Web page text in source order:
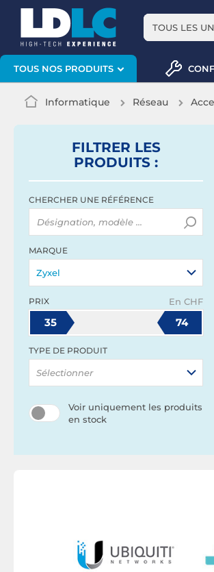
TOUS LES
TOUS NOS PRODUITS
Informatique Réseau
FILTRER LES
PRODUITS :
CHERCHER UNE RÉFÉRENCE
MARQUE
Zyxel
PRIX En CHF
35 74
TYPE DE PRODUIT
Sélectionner
Voir uniquement les produits
en stock